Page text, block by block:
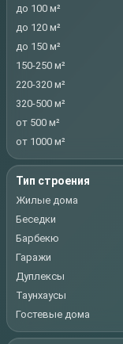
до 100 м²
до 120 м²
до 150 м²
150-250 м²
220-320 м²
320-500 м²
от 500 м²
от 1000 м²
Тип строения
Жилые дома
Беседки
Барбекю
Гаражи
Дуплексы
Таунхаусы
Гостевые дома